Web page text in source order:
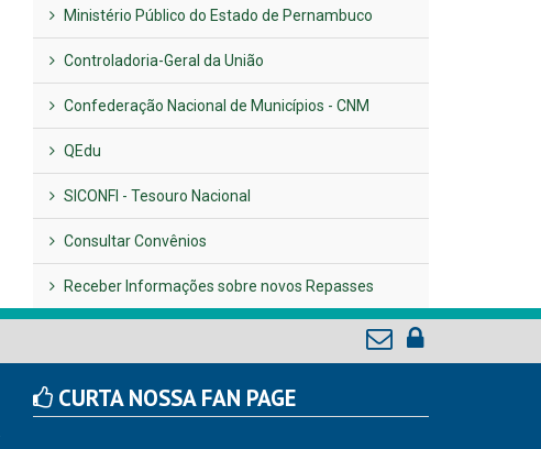
Ministério Público do Estado de Pernambuco
Controladoria-Geral da União
Confederação Nacional de Municípios - CNM
QEdu
SICONFI - Tesouro Nacional
Consultar Convênios
Receber Informações sobre novos Repasses
CURTA NOSSA FAN PAGE